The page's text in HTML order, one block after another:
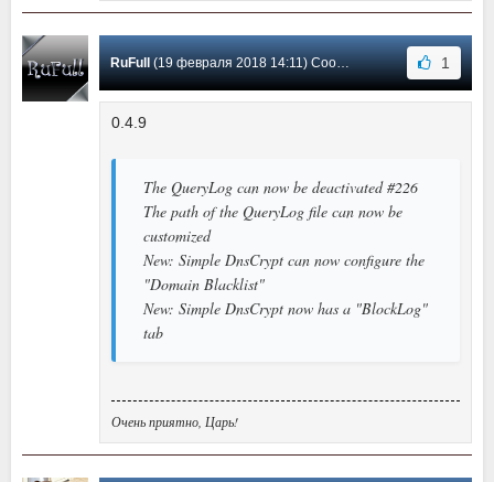
RuFull (19 февраля 2018 14:11) Сообщение #15 1
0.4.9
The QueryLog can now be deactivated #226
The path of the QueryLog file can now be
customized
New: Simple DnsCrypt can now configure the
"Domain Blacklist"
New: Simple DnsCrypt now has a "BlockLog"
tab
Очень приятно, Царь!